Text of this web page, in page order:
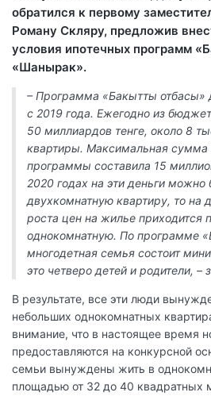
обратился к первому
Роману Скляру, предложив
условия ипотечных программ
«Шанырак».
– Программа «Бакытты отбасы»
с 2019 года. Ежегодно из
50 миллиардов тенге, около 8
квартиры. Максимальная сумма
программы составила 15
2020 годах на эти деньги можно
двухкомнатную квартиру, то на
роста цен на жилье приходится
однокомнатную. По программе
многодетная семья состоит
это четверо детей и родители, –
В результате, все эти люди
небольших однокомнатных
внимание, что в настоящее время
предоставляются на конкурсной
семьи вынуждены жить в
площадью от 32 до 40 квадратных